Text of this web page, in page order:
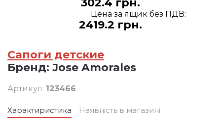
302.4 грн.
Цена за ящик без ПДВ:
2419.2 грн.
Сапоги детские
Бренд: Jose Amorales
Артикул: 123466
Характиристика Наявність в магазині